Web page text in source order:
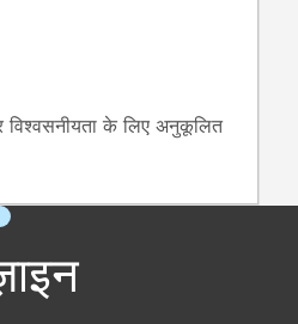
विश्वसनीयता के लिए अनुकूलित